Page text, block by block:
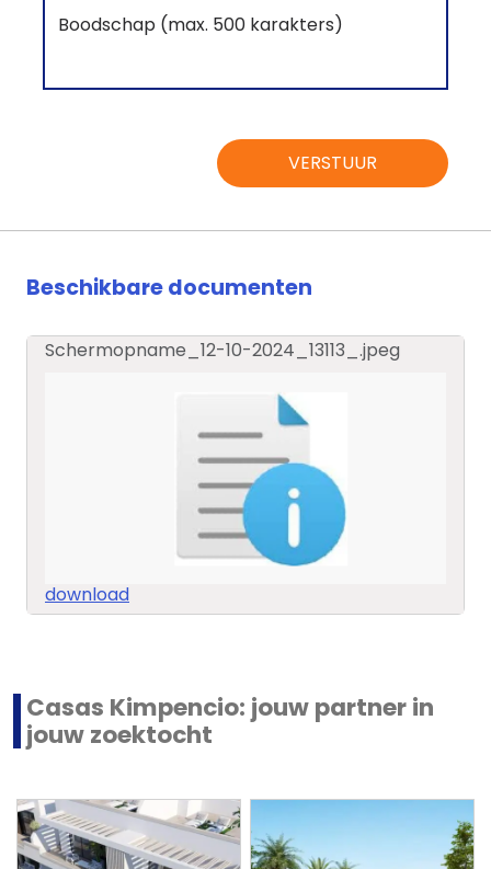
VERSTUUR
Beschikbare documenten
Schermopname_12-10-2024_13113_.jpeg
download
Casas Kimpencio: jouw partner in
jouw zoektocht